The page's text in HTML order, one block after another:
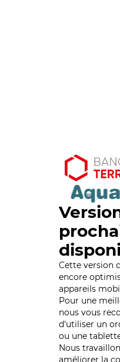
Cette version
encore
appareils
Pour une
nous vous
d'utiliser un
ou une
Nous
améliorer la